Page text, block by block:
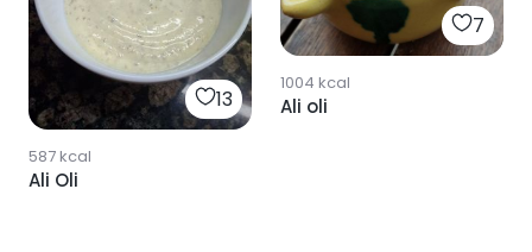
13
587kcal
Ali Oli
7
1004 kcal
Ali oli